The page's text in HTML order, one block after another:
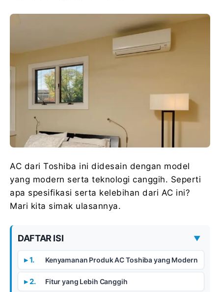
AC dari Toshiba ini didesain dengan model
yang modern serta teknologi canggih. Seperti
apa spesifikasi serta kelebihan dari AC ini?
Mari kita simak ulasannya.
DAFTAR ISI ▼
Kenyamanan Produk AC Toshiba yang Modern
Fitur yang Lebih Canggih